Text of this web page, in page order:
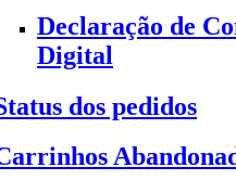
Declaração de
Digital
dos pedidos